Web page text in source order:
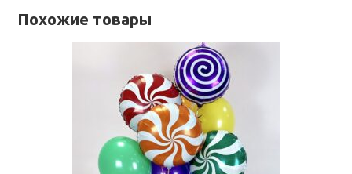
Похожие товары